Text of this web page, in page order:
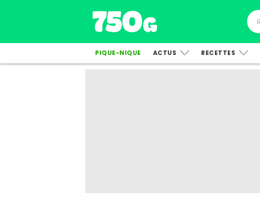
PIQUE-NIQUE ACTUS RECETTES